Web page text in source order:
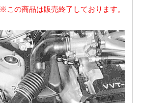
※この商品は販売終了しております。